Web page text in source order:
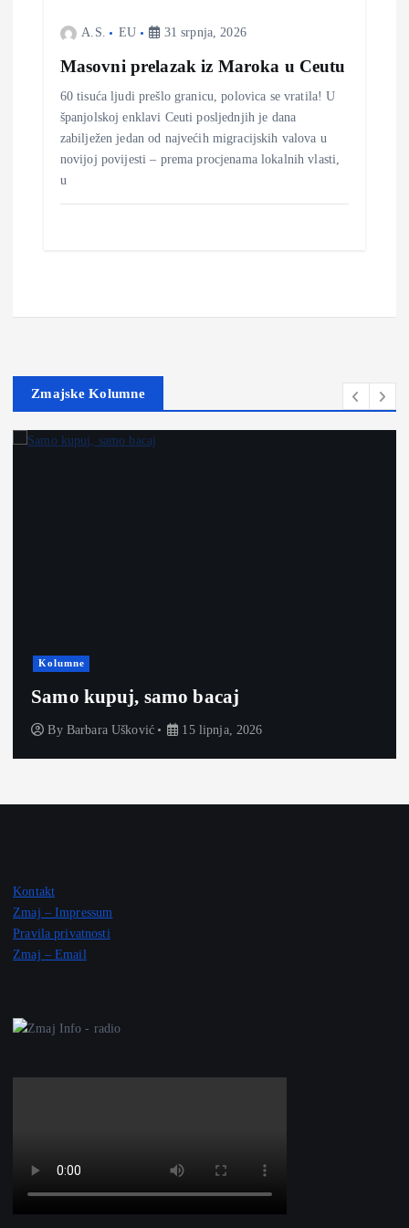
A.S. EU 31 srpnja, 2026
Masovni prelazak iz Maroka u Ceutu
60 tisuća ljudi prešlo granicu, polovica se vratila! U
španjolskoj enklavi Ceuti posljednjih je dana
zabilježen jedan od najvećih migracijskih valova u
novijoj povijesti – prema procjenama lokalnih vlasti,
u
Zmajske Kolumne
Kolumne
Samo kupuj, samo bacaj
By Barbara Ušković 15 lipnja, 2026
Kontakt
Zmaj – Impressum
Pravila privatnosti
Zmaj – Email